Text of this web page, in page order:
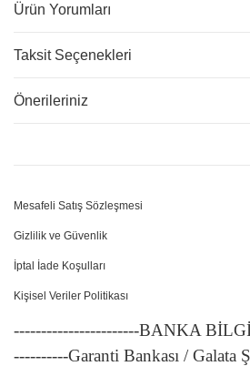
Ürün Yorumları
Taksit Seçenekleri
Önerileriniz
Mesafeli Satış Sözleşmesi
Gizlilik ve Güvenlik
İptal İade Koşulları
Kişisel Veriler Politikası
-----------------------BANKA
----------Garanti Bankası / Galata